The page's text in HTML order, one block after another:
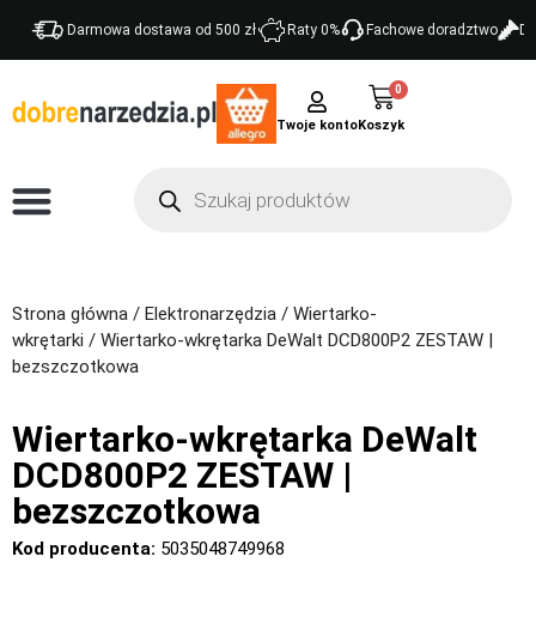
Darmowa dostawa od 500 zł Raty 0% Fachowe doradztwo
Twoje konto
0
Strona główna / Elektronarzędzia / Wiertarko-
wkrętarki / Wiertarko-wkrętarka DeWalt DCD800P2 ZESTAW |
bezszczotkowa
Wiertarko-wkrętarka DeWalt
DCD800P2 ZESTAW |
bezszczotkowa
Kod producenta: 5035048749968